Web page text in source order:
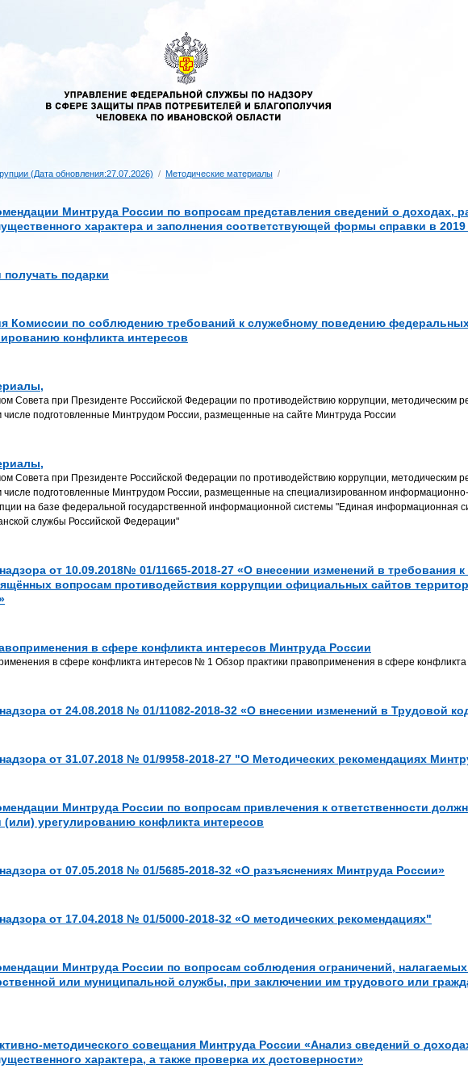
(Дата обновления:27.07.2026) / Методические материалы/
Минтруда России по вопросам представления сведений о доходах,
характера и заполнения соответствующей формы справки в 2019
подарки
Комиссии по соблюдению требований к служебному поведению
конфликта интересов
Совета при Президенте Российской Федерации по противодействию коррупции, методическим
подготовленные Минтрудом России, размещенные на сайте Минтруда России
Совета при Президенте Российской Федерации по противодействию коррупции, методическим
числе подготовленные Минтрудом России, размещенные на специализированном
на базе федеральной государственной информационной системы "Единая информационная
службы Российской Федерации"
от 10.09.2018№ 01/11665-2018-27 «О внесении изменений в требования
вопросам противодействия коррупции официальных сайтов
в сфере конфликта интересов Минтруда России
в сфере конфликта интересов № 1 Обзор практики правоприменения в сфере
от 24.08.2018 № 01/11082-2018-32 «О внесении изменений в Трудовой
от 31.07.2018 № 01/9958-2018-27 "О Методических рекомендациях
Минтруда России по вопросам привлечения к ответственности
урегулированию конфликта интересов
от 07.05.2018 № 01/5685-2018-32 «О разъяснениях Минтруда России»
от 17.04.2018 № 01/5000-2018-32 «О методических рекомендациях"
Минтруда России по вопросам соблюдения ограничений,
или муниципальной службы, при заключении им трудового или
методического совещания Минтруда России «Анализ сведений о
характера, а также проверка их достоверности»